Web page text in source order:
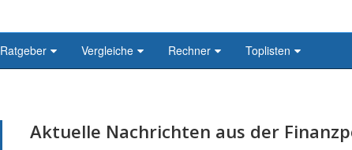
Ratgeber Vergleiche Rechner Toplisten
Aktuelle Nachrichten aus der